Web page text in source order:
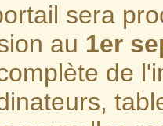
sera
au 1er
de